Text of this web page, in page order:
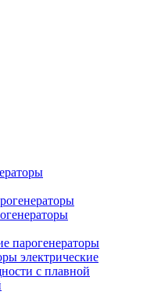
парогенераторы
электрические
с плавной